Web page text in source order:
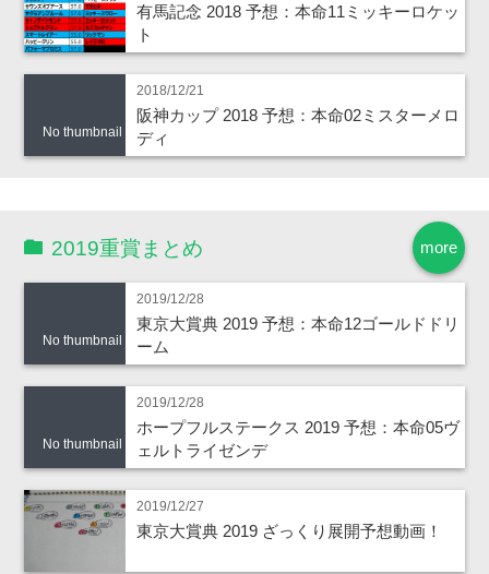
有馬記念 2018 予想：本命11ミッキーロケッ
ト
No thumbnail
2018/12/21
阪神カップ 2018 予想：本命02ミスターメロ
ディ
more
2019重賞まとめ
No thumbnail
2019/12/28
東京大賞典 2019 予想：本命12ゴールドドリ
ーム
No thumbnail
2019/12/28
ホープフルステークス 2019 予想：本命05ヴ
ェルトライゼンデ
2019/12/27
東京大賞典 2019 ざっくり展開予想動画！